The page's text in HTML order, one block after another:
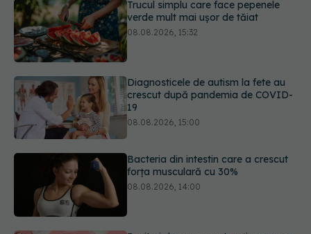
Diagnosticele de autism la fete au
crescut după pandemia de COVID-
Bacteria din intestin care a crescut
forța musculară cu 30%
08.08.2026, 14:00
5 mituri despre menstruație pe care
să nu le mai crezi